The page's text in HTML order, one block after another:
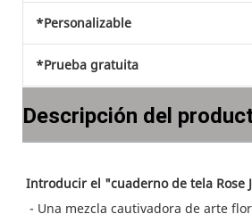
*Personalizable
*Prueba gratuita
Descripción del